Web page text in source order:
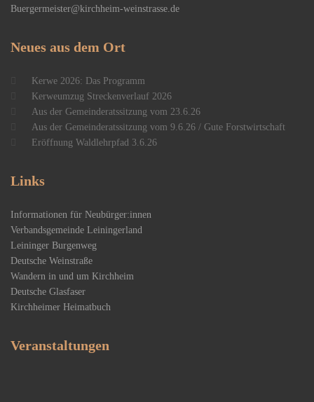
Buergermeister@kirchheim-weinstrasse.de
Neues aus dem Ort
Kerwe 2026: Das Programm
Kerweumzug Streckenverlauf 2026
Aus der Gemeinderatssitzung vom 23.6.26
Aus der Gemeinderatssitzung vom 9.6.26 / Gute Forstwirtschaft
Eröffnung Waldlehrpfad 3.6.26
Links
Informationen für Neubürger:innen
Verbandsgemeinde Leiningerland
Leininger Burgenweg
Deutsche Weinstraße
Wandern in und um Kirchheim
Deutsche Glasfaser
Kirchheimer Heimatbuch
Veranstaltungen